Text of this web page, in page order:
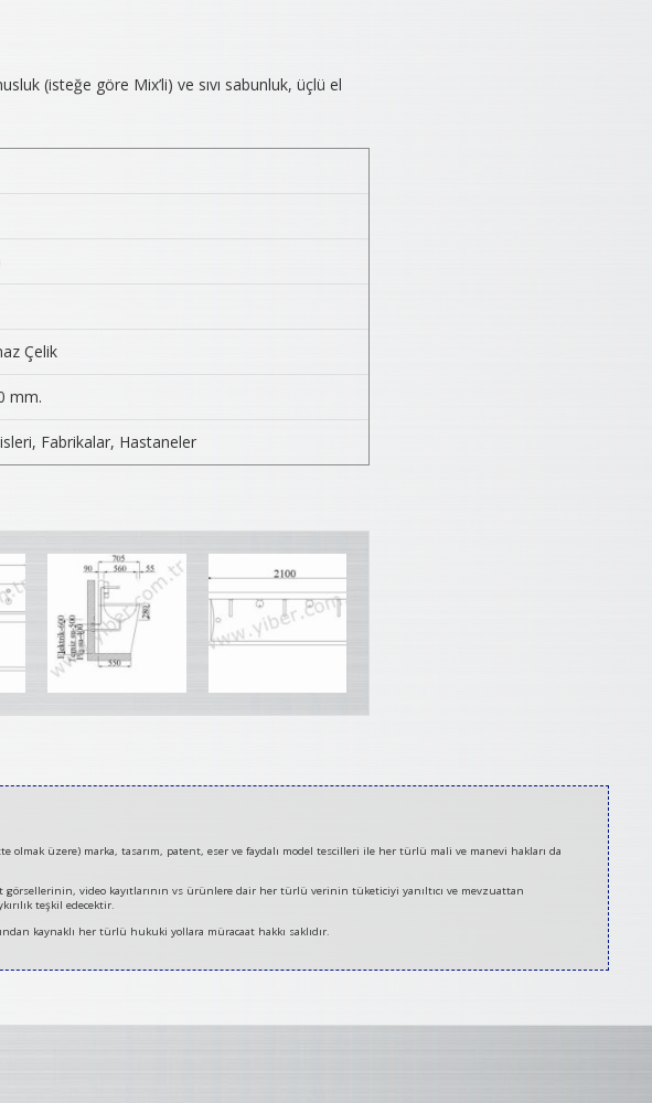
(isteğe göre Mix’li) ve sıvı sabunluk, üçlü el
Çelik
mm.
Fabrikalar, Hastaneler
üzere) marka, tasarım, patent, eser ve faydalı model tescilleri ile her türlü mali ve manevi hakları da
video kayıtlarının vs ürünlere dair her türlü verinin tüketiciyi yanıltıcı ve mevzuattan
teşkil edecektir.
kaynaklı her türlü hukuki yollara müracaat hakkı saklıdır.